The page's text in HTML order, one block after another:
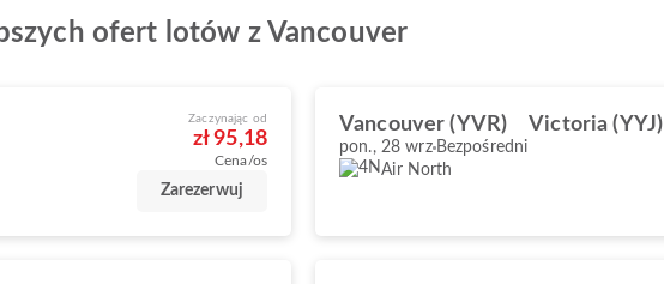
ofert lotów z Vancouver
Zaczynając od
zł 95,18
Cena/os
Zarezerwuj
Vancouver (YVR) Victoria (YYJ)
pon., 28 wrz Bezpośredni
Air North